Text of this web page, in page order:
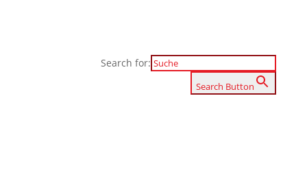
Search for:
Search Button